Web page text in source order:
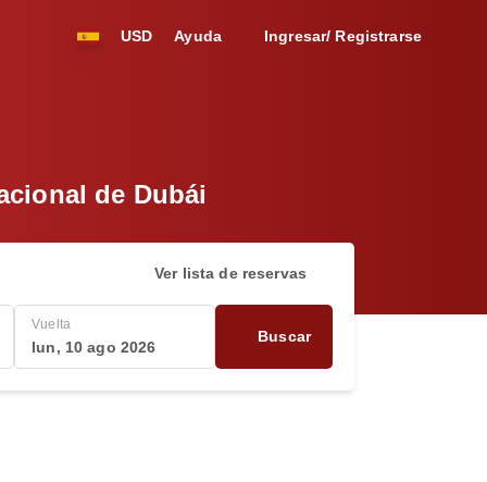
USD Ayuda Ingresar/ Registrarse
de Dubái
Ver lista de reservas
Vuelta
lun, 10 ago 2026
Buscar